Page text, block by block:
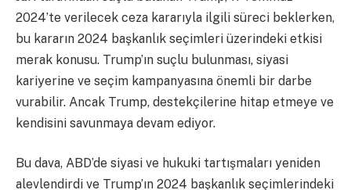
2024’te verilecek ceza kararıyla ilgili süreci beklerken,
bu kararın 2024 başkanlık seçimleri üzerindeki etkisi
merak konusu. Trump’ın suçlu bulunması, siyasi
kariyerine ve seçim kampanyasına önemli bir darbe
vurabilir. Ancak Trump, destekçilerine hitap etmeye ve
kendisini savunmaya devam ediyor.
Bu dava, ABD’de siyasi ve hukuki tartışmaları yeniden
alevlendirdi ve Trump’ın 2024 başkanlık seçimlerindeki